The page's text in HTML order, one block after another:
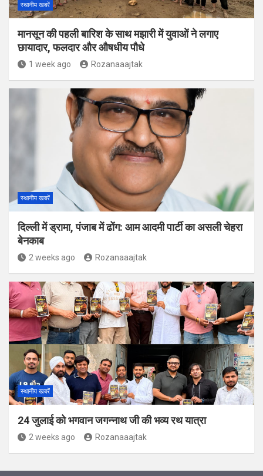
स्थानीय खबरें
मानसून की पहली बारिश के साथ मझारी में युवाओं ने लगाए
छायादार, फलदार और औषधीय पौधे
1 week ago Rozanaaajtak
स्थानीय खबरें
दिल्ली में ड्रामा, पंजाब में ढोंग: आम आदमी पार्टी का असली चेहरा
बेनकाब
2 weeks ago Rozanaaajtak
स्थानीय खबरें
24 जुलाई को भगवान जगन्नाथ जी की भव्य रथ यात्रा
2 weeks ago Rozanaaajtak